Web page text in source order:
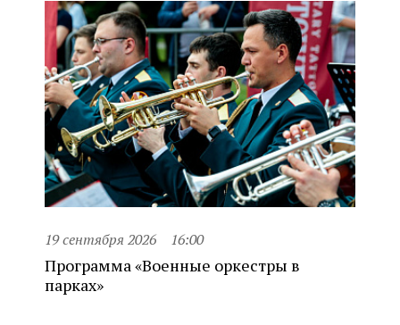
19 сентября 2026 16:00
Программа «Военные оркестры в
парках»